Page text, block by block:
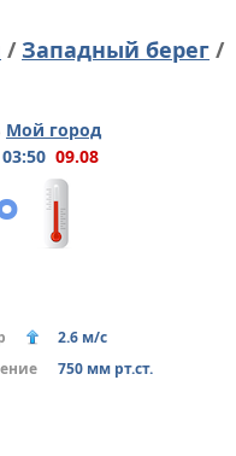
/ Западный берег /
Мой город
03:50 09.08
2.6 м/с
750 мм рт.ст.